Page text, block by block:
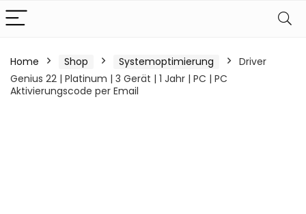
Home Shop Systemoptimierung
Driver
Genius 22 | Platinum | 3 Gerät | 1 Jahr | PC | PC
Aktivierungscode per Email